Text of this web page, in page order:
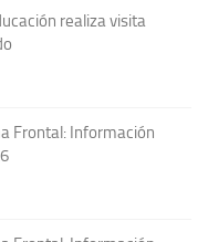
realiza visita
Frontal: Información